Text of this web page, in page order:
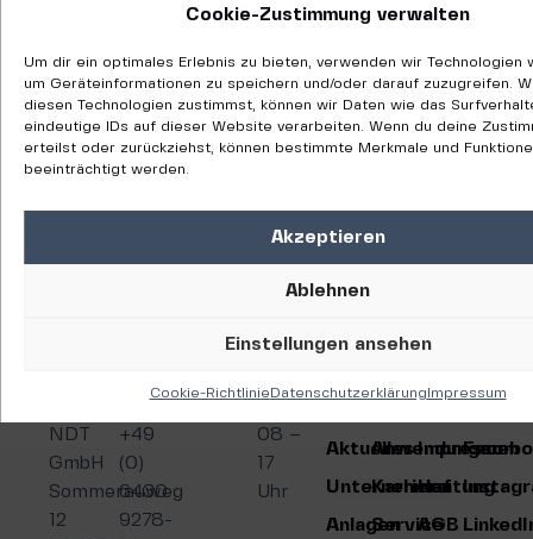
Cookie-Zustimmung verwalten
Um dir ein optimales Erlebnis zu bieten, verwenden wir Technologien
um Geräteinformationen zu speichern und/oder darauf zuzugreifen.
diesen Technologien zustimmst, können wir Daten wie das
eindeutige IDs auf dieser Website verarbeiten. Wenn du deine
erteilst oder zurückziehst, können bestimmte Merkmale und
beeinträchtigt werden.
Akzeptieren
Ablehnen
Einstellungen ansehen
Cookie-Richtlinie Datenschutzerklärung Impressum
NDT
GmbH
Sommerauweg
12
+49
(0)
6430
9278-
08 –
17
Uhr
Aktuelles
Unternehmen
Anlagen
Anwendungen
Karriere
Service
Impressum
Haftung
AGB